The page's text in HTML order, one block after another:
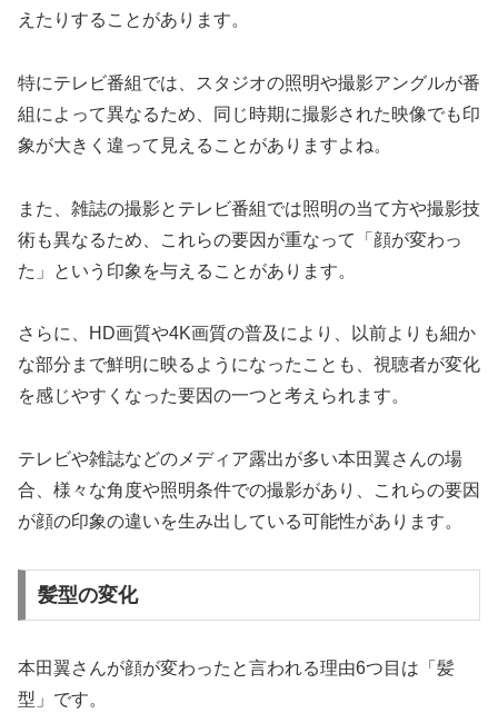
えたりすることがあります。
特にテレビ番組では、スタジオの照明や撮影アングルが番
組によって異なるため、同じ時期に撮影された映像でも印
象が大きく違って見えることがありますよね。
また、雑誌の撮影とテレビ番組では照明の当て方や撮影技
術も異なるため、これらの要因が重なって「顔が変わっ
た」という印象を与えることがあります。
さらに、HD画質や4K画質の普及により、以前よりも細か
な部分まで鮮明に映るようになったことも、視聴者が変化
を感じやすくなった要因の一つと考えられます。
テレビや雑誌などのメディア露出が多い本田翼さんの場
合、様々な角度や照明条件での撮影があり、これらの要因
が顔の印象の違いを生み出している可能性があります。
髪型の変化
本田翼さんが顔が変わったと言われる理由6つ目は「髪
型」です。